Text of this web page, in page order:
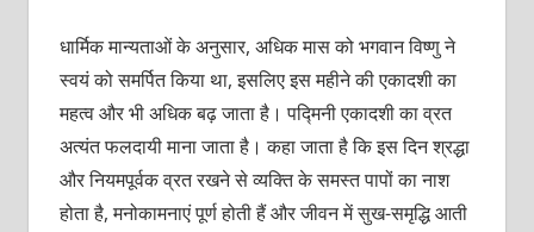
धार्मिक मान्यताओं के अनुसार, अधिक मास को भगवान विष्णु ने
स्वयं को समर्पित किया था, इसलिए इस महीने की एकादशी का
महत्व और भी अधिक बढ़ जाता है। पद्मिनी एकादशी का व्रत
अत्यंत फलदायी माना जाता है। कहा जाता है कि इस दिन श्रद्धा
और नियमपूर्वक व्रत रखने से व्यक्ति के समस्त पापों का नाश
होता है, मनोकामनाएं पूर्ण होती हैं और जीवन में सुख-समृद्धि आती